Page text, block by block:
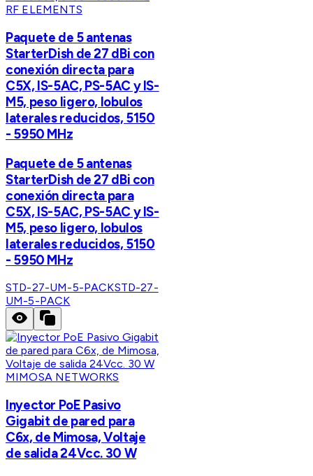
RF ELEMENTS
Paquete de 5 antenas
StarterDish de 27 dBi con
conexión directa para
C5X, IS-5AC, PS-5AC y IS-
M5, peso ligero, lobulos
laterales reducidos, 5150
- 5950 MHz
Paquete de 5 antenas
StarterDish de 27 dBi con
conexión directa para
C5X, IS-5AC, PS-5AC y IS-
M5, peso ligero, lobulos
laterales reducidos, 5150
- 5950 MHz
STD-27-UM-5-PACKSTD-27-
UM-5-PACK
MIMOSA NETWORKS
Inyector PoE Pasivo
Gigabit de pared para
C6x, de Mimosa, Voltaje
de salida 24Vcc. 30 W